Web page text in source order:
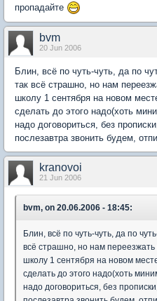
пропадайте
bvm
20 Jun 2006
Блин, всё по чуть-чуть, да по
так всё страшно, но нам
школу 1 сентября на новом
сделать до этого надо(хоть
надо договориться, без
послезавтра звонить будем,
kranovoi
21 Jun 2006
bvm, on 20.06.2006 - 18:45:
Блин, всё по чуть-чуть, да по
всё страшно, но нам
школу 1 сентября на новом
сделать до этого надо(хоть
надо договориться, без